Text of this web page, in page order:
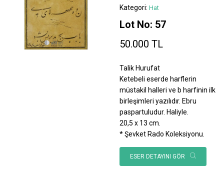
Kategori: Hat
Lot No: 57
50.000 TL
Talik Hurufat
Ketebeli eserde harflerin
müstakil halleri ve b harfinin ilk
birleşimleri yazılıdır. Ebru
paspartuludur. Haliyle.
20,5 x 13 cm.
* Şevket Rado Koleksiyonu.
ESER DETAYINI GÖR